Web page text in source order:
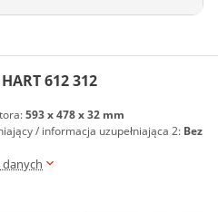
612 312
593 x 478 x 32 mm
/ informacja uzupełniająca 2: Bez
danych